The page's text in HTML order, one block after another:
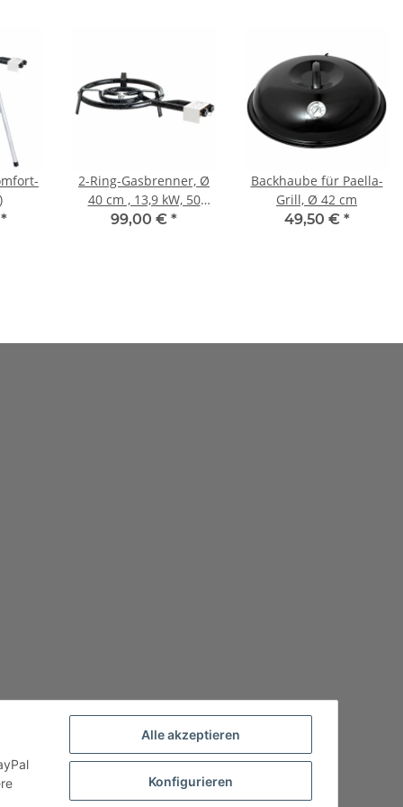
*
2-Ring-Gasbrenner, Ø
40 cm , 13,9 kW, 50
mbar
99,00 € *
Backhaube für Paella-
Grill, Ø 42 cm
49,50 € *
Alle akzeptieren
Konfigurieren